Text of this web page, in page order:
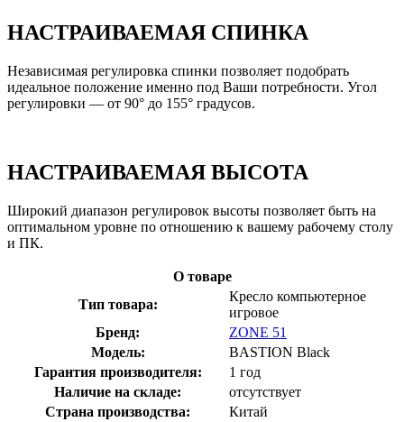
НАСТРАИВАЕМАЯ СПИНКА
Независимая регулировка спинки позволяет подобрать
идеальное положение именно под Ваши потребности. Угол
регулировки — от 90° до 155° градусов.
НАСТРАИВАЕМАЯ ВЫСОТА
Широкий диапазон регулировок высоты позволяет быть на
оптимальном уровне по отношению к вашему рабочему столу
и ПК.
О товаре
Тип товара:
Кресло компьютерное
игровое
Бренд:
ZONE 51
Модель:
BASTION Black
Гарантия производителя:
1 год
Наличие на складе:
отсутствует
Страна производства:
Китай